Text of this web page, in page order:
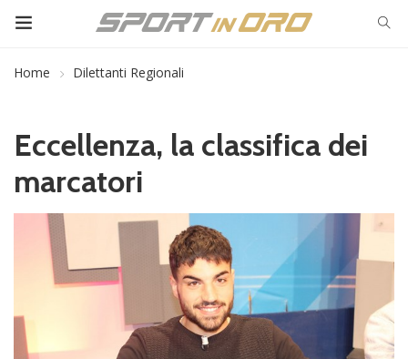
Home Dilettanti Regionali
Eccellenza, la classifica dei
marcatori